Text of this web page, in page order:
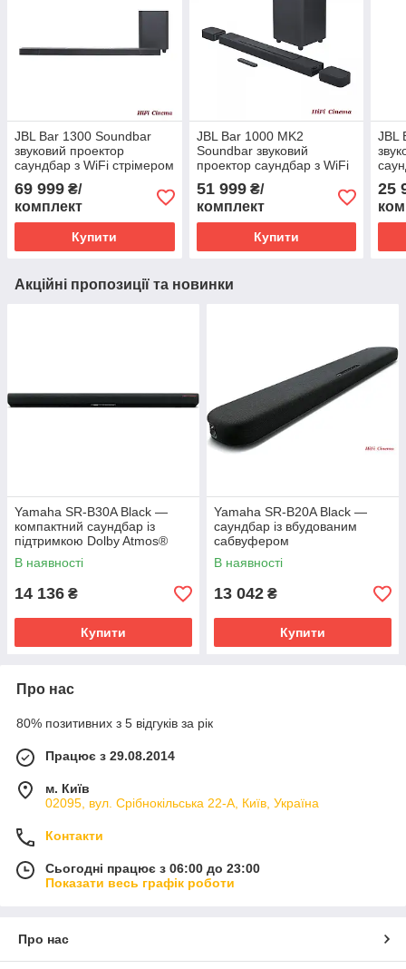
JBL Bar 1300 Soundbar
звуковий проектор
саундбар з WiFi стрімером
JBLBAR1300M2BLKEP
69 999 ₴/
комплект
Купити
JBL Bar 1000 MK2
Soundbar звуковий
проектор саундбар з WiFi
стрімером
JBLBAR1000M2BLKEP
51 999₴/
комплект
Купити
JBL
25
Акційні пропозиції та новинки
Yamaha SR-B30A Black —
компактний саундбар із
підтримкою Dolby Atmos®
В наявності
14 136 ₴
Купити
Yamaha SR-B20A Black —
саундбар із вбудованим
сабвуфером
В наявності
13 042 ₴
Купити
Про нас
80% позитивних з 5 відгуків за рік
Працює з 29.08.2014
м. Київ
02095, вул. Срібнокільська 22-А, Київ, Україна
Контакти
Сьогодні працює з 06:00 до 23:00
Показати весь графік роботи
Про нас